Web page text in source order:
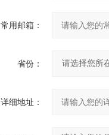
常用邮箱：
省份：
详细地址：